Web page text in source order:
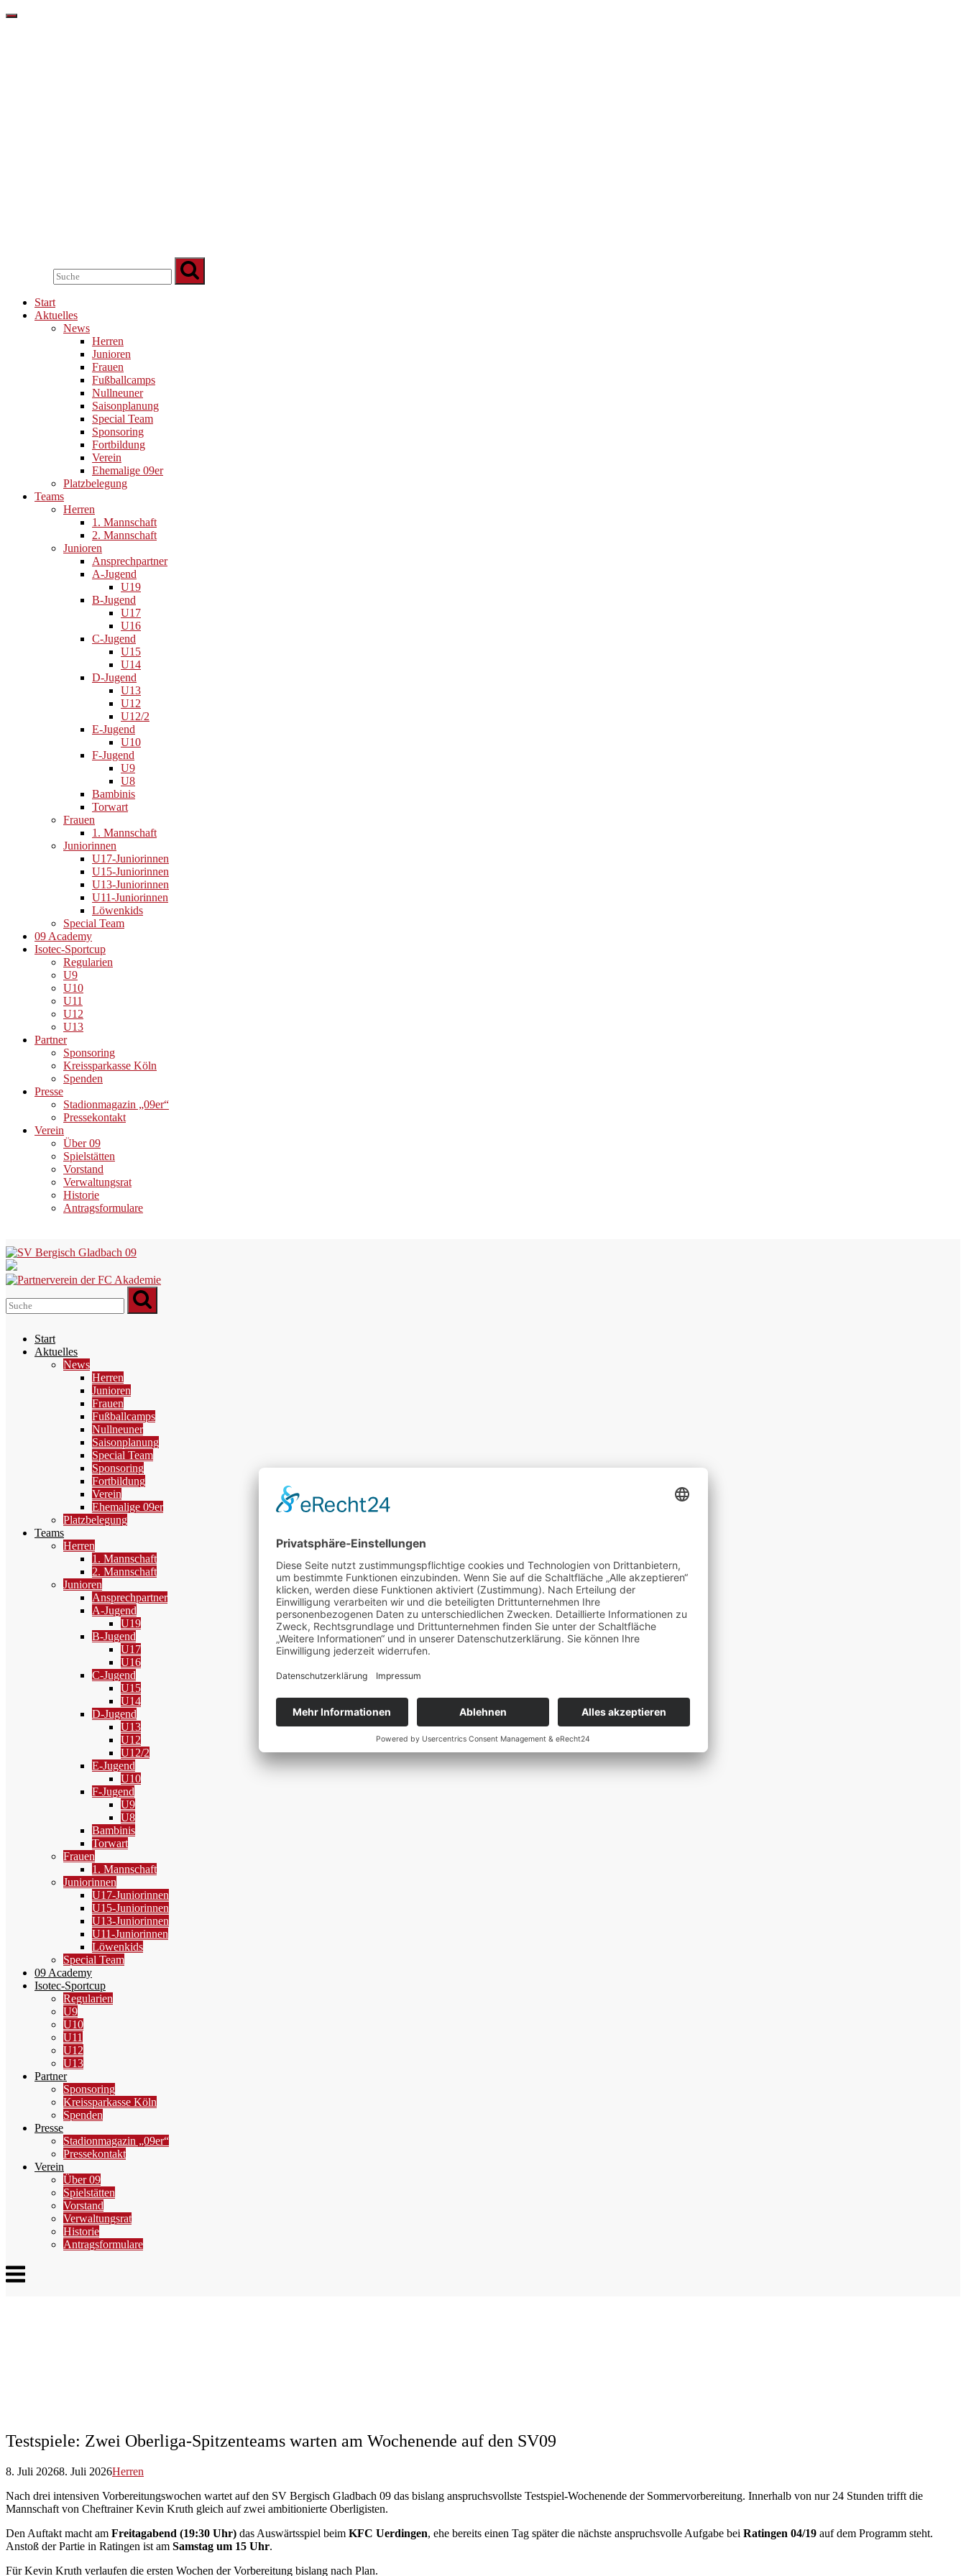
Start
Aktuelles
News
Herren
Junioren
Frauen
Fußballcamps
Nullneuner
Saisonplanung
Special Team
Sponsoring
Fortbildung
Verein
Ehemalige 09er
Platzbelegung
Teams
Herren
1. Mannschaft
2. Mannschaft
Junioren
Ansprechpartner
A-Jugend
U19
B-Jugend
U17
U16
C-Jugend
U15
U14
D-Jugend
U13
U12
U12/2
E-Jugend
U10
F-Jugend
U9
U8
Bambinis
Torwart
Frauen
1. Mannschaft
Juniorinnen
U17-Juniorinnen
U15-Juniorinnen
U13-Juniorinnen
U11-Juniorinnen
Löwenkids
Special Team
09 Academy
Isotec-Sportcup
Regularien
U9
U10
U11
U12
U13
Partner
Sponsoring
Kreissparkasse Köln
Spenden
Presse
Stadionmagazin „09er“
Pressekontakt
Verein
Über 09
Spielstätten
Vorstand
Verwaltungsrat
Historie
Antragsformulare
Skip
to
content
Start
Aktuelles
News
Herren
Junioren
Frauen
Fußballcamps
Nullneuner
Saisonplanung
Special Team
Sponsoring
Fortbildung
Verein
Ehemalige 09er
Platzbelegung
Teams
Herren
1. Mannschaft
2. Mannschaft
Junioren
Ansprechpartner
A-Jugend
U19
B-Jugend
U17
U16
C-Jugend
U15
U14
D-Jugend
U13
U12
U12/2
E-Jugend
U10
F-Jugend
U9
U8
Bambinis
Torwart
Frauen
1. Mannschaft
Juniorinnen
U17-Juniorinnen
U15-Juniorinnen
U13-Juniorinnen
U11-Juniorinnen
Löwenkids
Special Team
09 Academy
Isotec-Sportcup
Regularien
U9
U10
U11
U12
U13
Partner
Sponsoring
Kreissparkasse Köln
Spenden
Presse
Stadionmagazin „09er“
Pressekontakt
Verein
Über 09
Spielstätten
Vorstand
Verwaltungsrat
Historie
Antragsformulare
Menu
Testspiele: Zwei Oberliga-Spitzenteams warten am Wochenende auf den SV09
8. Juli 20268. Juli 2026Herren
Nach drei intensiven Vorbereitungswochen wartet auf den SV Bergisch Gladbach 09 das bislang anspruchsvollste Testspiel-Wochenende der Sommervorbereitung. Innerhalb von nur 24 Stunden trifft die
Mannschaft von Cheftrainer Kevin Kruth gleich auf zwei ambitionierte Oberligisten.
Den Auftakt macht am Freitagabend (19:30 Uhr) das Auswärtsspiel beim KFC Uerdingen, ehe bereits einen Tag später die nächste anspruchsvolle Aufgabe bei Ratingen 04/19 auf dem Programm steht.
Anstoß der Partie in Ratingen ist am Samstag um 15 Uhr.
Für Kevin Kruth verlaufen die ersten Wochen der Vorbereitung bislang nach Plan.